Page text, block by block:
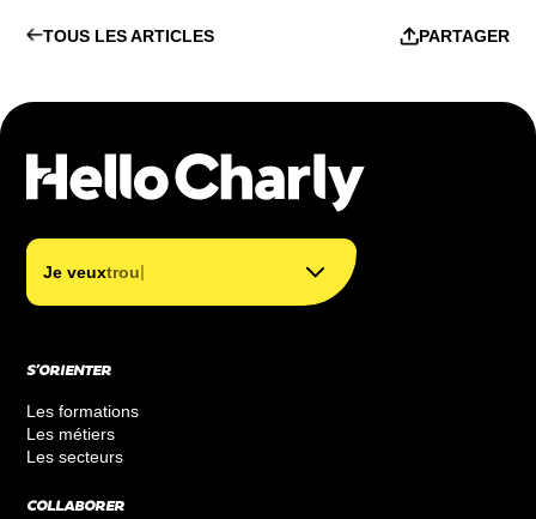
TOUS LES ARTICLES PARTAGER
Je veuxtrouv
trouver mon métier
financer ma formation
S’ORIENTER
Les formations
Les métiers
Les secteurs
COLLABORER